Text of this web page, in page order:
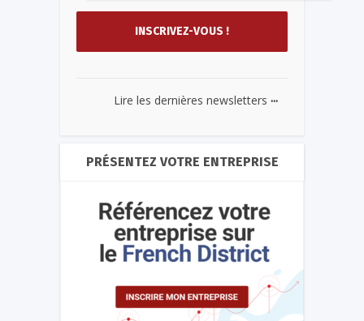
Lire les dernières newsletters ...
PRÉSENTEZ VOTRE ENTREPRISE